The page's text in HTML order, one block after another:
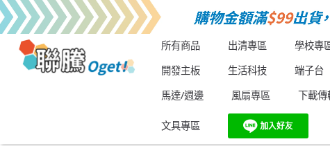
所有商品 出清專區 學校專
開發主板
生活科技 端子台
馬達/週邊
風扇專區 下載傳
文具專區